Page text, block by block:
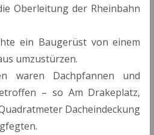
Oberleitung der Rheinbahn
ein Baugerüst von einem
umzustürzen.
waren Dachpfannen und
– so Am Drakeplatz,
Dacheindeckung